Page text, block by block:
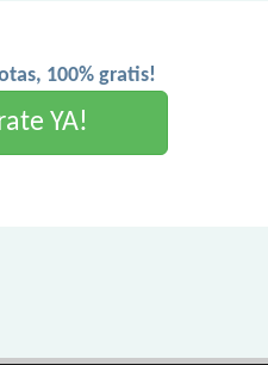
100% gratis!
YA!